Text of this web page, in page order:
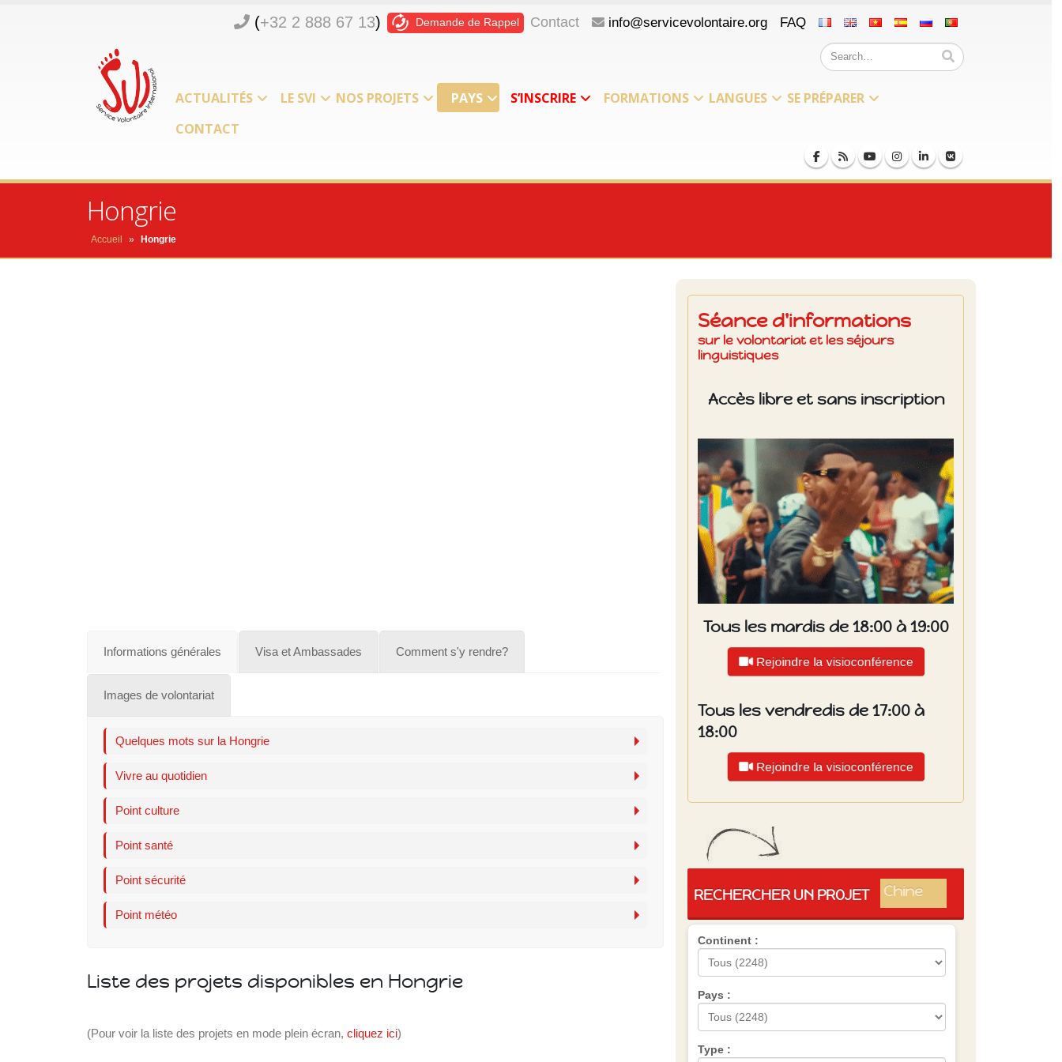
(+32 2 888 67 13) Demande de Rappel Contact info@servicevolontaire.org FAQ
ACTUALITÉS LE SVI NOS PROJETS PAYS S’INSCRIRE FORMATIONS LANGUES
SE PRÉPARER
CONTACT
Hongrie
Accueil » Hongrie
Informations générales Visa et Ambassades Comment s'y rendre?
Images de volontariat
Quelques mots sur la Hongrie
Vivre au quotidien
Point culture
Point santé
Point sécurité
Point météo
Liste des projets disponibles en Hongrie
(Pour voir la liste des projets en mode plein écran,cliquez ici)
Séance d'informations
sur le volontariat et les séjours
linguistiques
Accès libre et sans inscription
Tous les mardis de 18:00 à 19:00
Rejoindre la visioconférence
Tous les vendredis de 17:00 à
18:00
Rejoindre la visioconférence
RECHERCHER UN PROJET
Pérou
Chine
Espagne
Brésil
Mexique
Groupe
Continent :
Pays :
Type :